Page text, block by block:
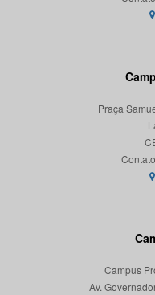
Praça
Campus
Av.